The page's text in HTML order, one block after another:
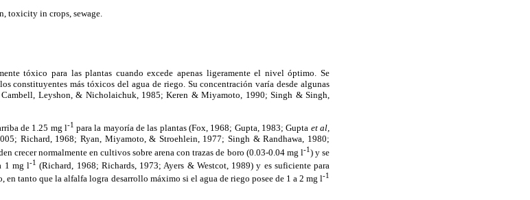
toxicity in crops, sewage.
tóxico para las plantas cuando excede apenas ligeramente el nivel óptimo. Se
constituyentes más tóxicos del agua de riego. Su concentración varía desde algunas
Cambell, Leyshon, & Nicholaichuk, 1985; Keren & Miyamoto, 1990; Singh & Singh,
de 1.25 mg l-1 para la mayoría de las plantas (Fox, 1968; Gupta, 1983; Gupta et al,
Richard, 1968; Ryan, Miyamoto, & Stroehlein, 1977; Singh & Randhawa, 1980;
crecer normalmente en cultivos sobre arena con trazas de boro (0.03-0.04 mg l-1) y se
1 mg l-1 (Richard, 1968; Richards, 1973; Ayers & Westcot, 1989) y es suficiente para
tanto que la alfalfa logra desarrollo máximo si el agua de riego posee de 1 a 2 mg l-1